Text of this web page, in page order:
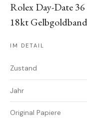
Rolex Day-Date
18kt Gelbgoldband
IM DETAIL
Zustand
Jahr
Original Papiere